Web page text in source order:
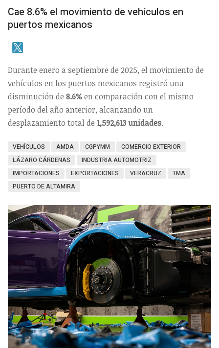
Cae 8.6% el movimiento de vehículos en
puertos mexicanos
Durante enero a septiembre de 2025, el movimiento de
vehículos en los puertos mexicanos registró una
disminución de 8.6%en comparación con el mismo
período del año anterior, alcanzando un
desplazamiento total de 1,592,613 unidades.
VEHÍCULOS AMDA CGPYMM
COMERCIO EXTERIOR
LÁZARO CÁRDENAS
INDUSTRIA AUTOMOTRIZ
IMPORTACIONES
EXPORTACIONES VERACRUZ
TMA
PUERTO DE ALTAMIRA